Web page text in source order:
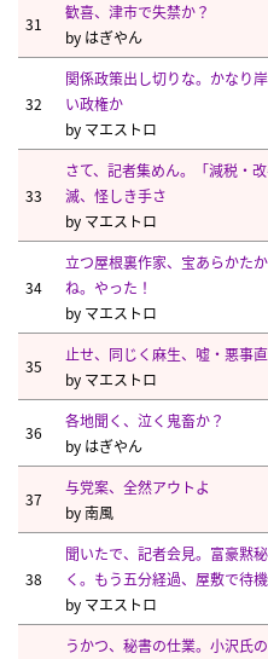
31
歓喜、津市で失禁か？
by はぎやん
32
関係政策出し切りな。かなり
い政権か
by マエストロ
33
さて、記者集めん。「減税・
滅、怪しき手さ
by マエストロ
34
立つ屋根裏作家、宝あらかた
ね。やった！
by マエストロ
35
止せ、同じく麻生、嘘・悪事
by マエストロ
36
各地聞く、泣く鬼畜か？
by はぎやん
37
与党案、全然アウトよ
by南風
38
聞いたで、記者会見。富豪黙
く。もう五分経過、屋敷で待機
by マエストロ
うかつ、秘書の仕業。小沢氏